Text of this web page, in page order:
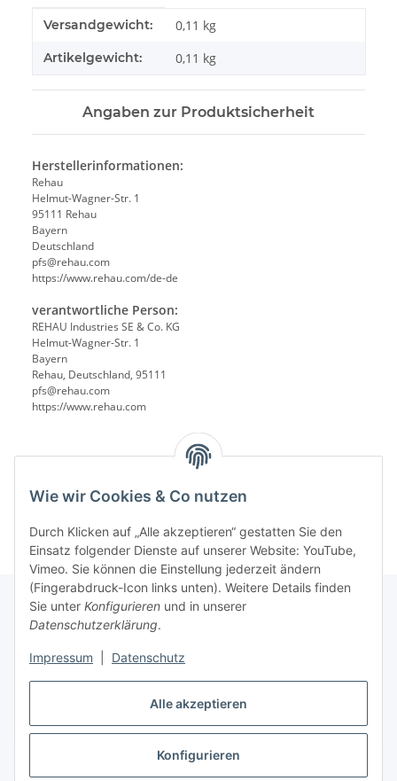
Alle akzeptieren
Konfigurieren
Wie wir Cookies & Co nutzen
Durch Klicken auf „Alle akzeptieren“ gestatten Sie den
Einsatz folgender Dienste auf unserer Website: YouTube,
Vimeo. Sie können die Einstellung jederzeit ändern
(Fingerabdruck-Icon links unten). Weitere Details finden
Sie unter Konfigurieren und in unserer
Datenschutzerklärung.
Impressum Datenschutz
Produkteigenschaft
Wert
Versandgewicht: 0,11 kg
Artikelgewicht: 0,11 kg
Angaben zur Produktsicherheit
Herstellerinformationen:
Rehau
Helmut-Wagner-Str. 1
95111 Rehau
Bayern
Deutschland
pfs@rehau.com
https://www.rehau.com/de-de
verantwortliche Person:
REHAU Industries SE & Co. KG
Helmut-Wagner-Str. 1
Bayern
Rehau, Deutschland, 95111
pfs@rehau.com
https://www.rehau.com
Gesetzliche Informationen
Vertrag widerrufen